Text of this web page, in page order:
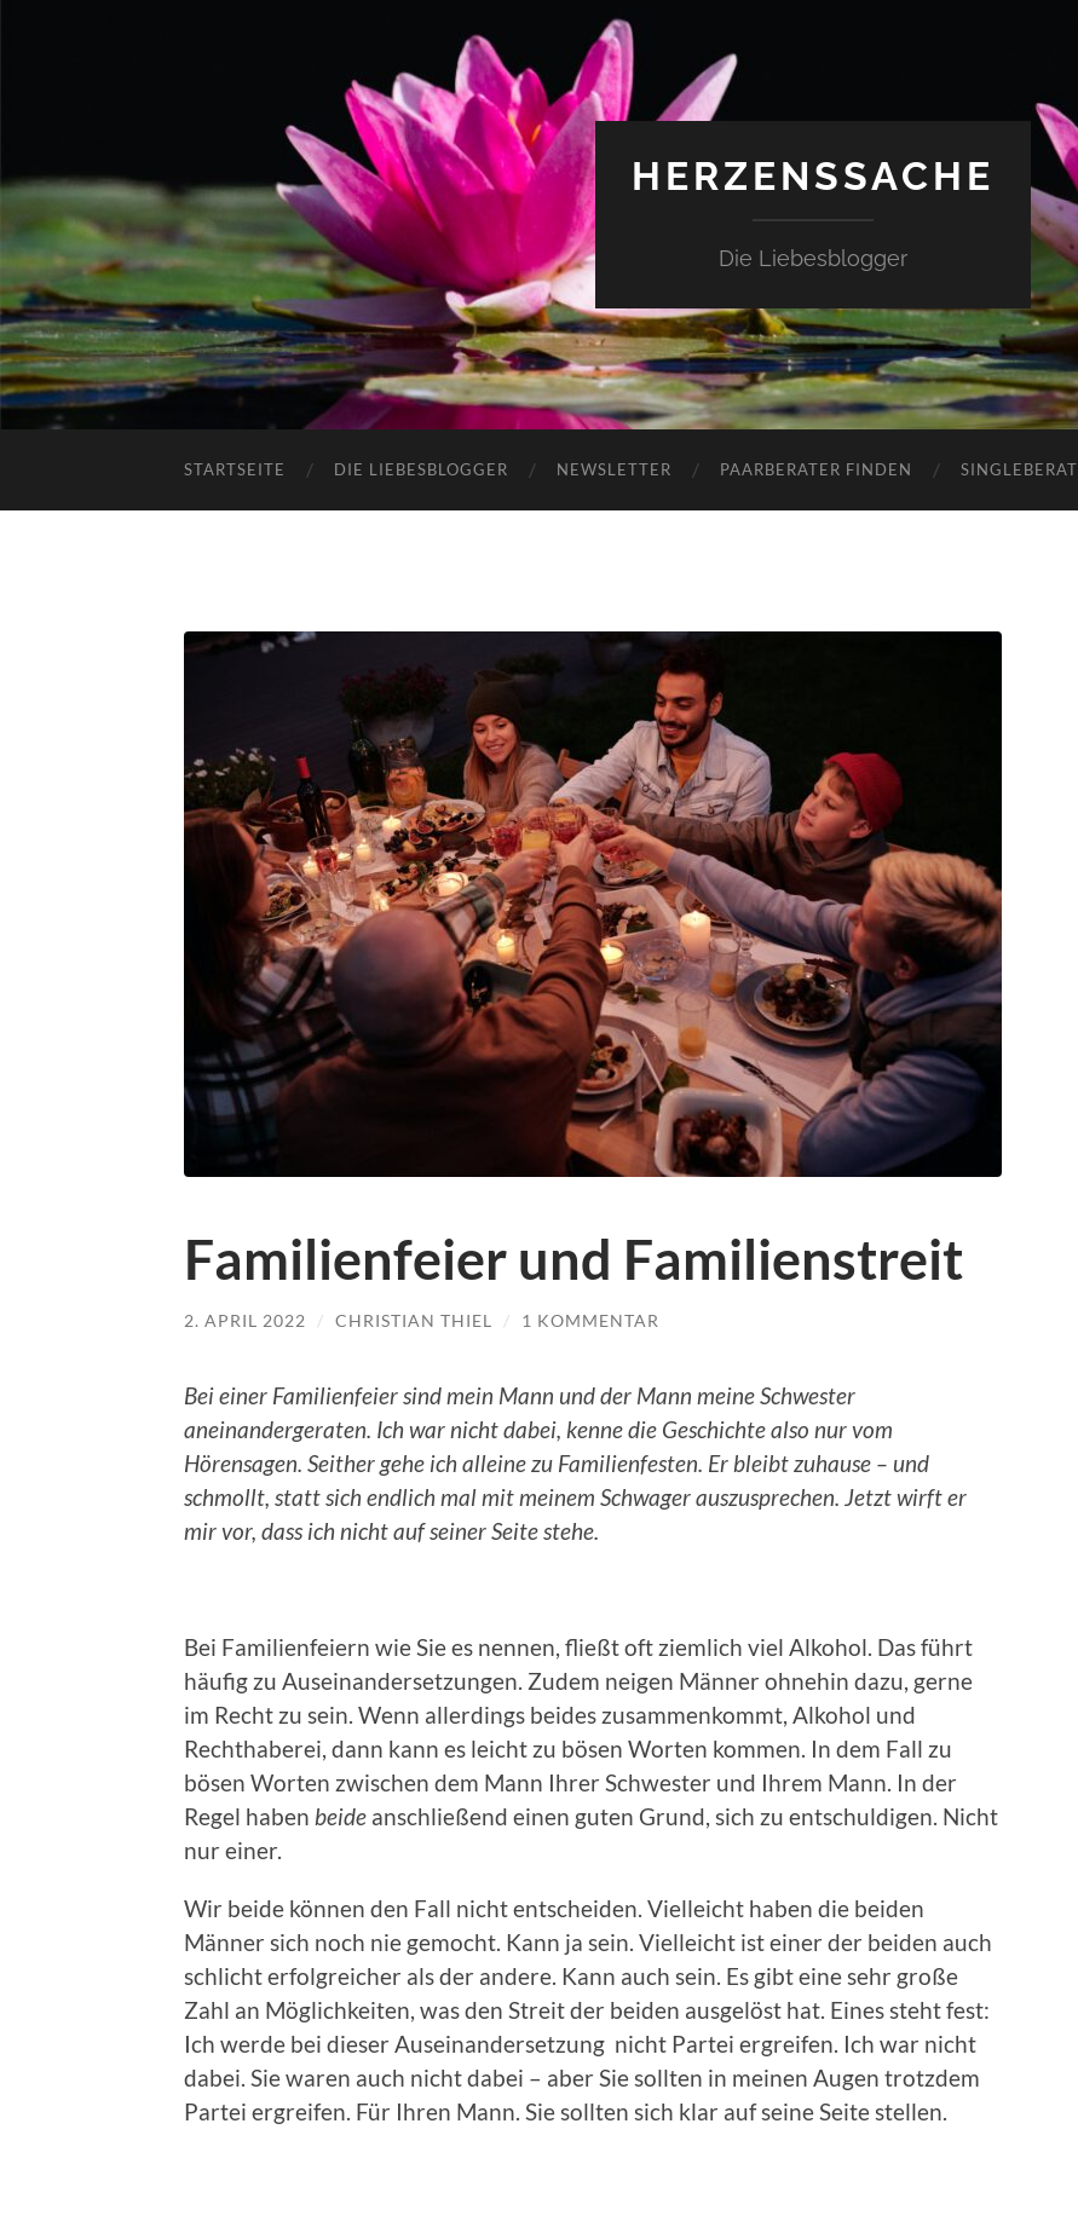
HERZENSSACHE
Die Liebesblogger
STARTSEITE DIE LIEBESBLOGGER NEWSLETTER PAARBERATER FINDEN
Familienfeier und Familienstreit
2. APRIL 2022 / CHRISTIAN THIEL / 1 KOMMENTAR
Bei einer Familienfeier sind mein Mann und der Mann meine Schwester
aneinandergeraten. Ich war nicht dabei, kenne die Geschichte also nur vom
Hörensagen. Seither gehe ich alleine zu Familienfesten. Er bleibt zuhause – und
schmollt, statt sich endlich mal mit meinem Schwager auszusprechen. Jetzt wirft er
mir vor, dass ich nicht auf seiner Seite stehe.
Bei Familienfeiern wie Sie es nennen, fließt oft ziemlich viel Alkohol. Das führt
häufig zu Auseinandersetzungen. Zudem neigen Männer ohnehin dazu, gerne
im Recht zu sein. Wenn allerdings beides zusammenkommt, Alkohol und
Rechthaberei, dann kann es leicht zu bösen Worten kommen. In dem Fall zu
bösen Worten zwischen dem Mann Ihrer Schwester und Ihrem Mann. In der
Regel haben beide anschließend einen guten Grund, sich zu entschuldigen. Nicht
nur einer.
Wir beide können den Fall nicht entscheiden. Vielleicht haben die beiden
Männer sich noch nie gemocht. Kann ja sein. Vielleicht ist einer der beiden auch
schlicht erfolgreicher als der andere. Kann auch sein. Es gibt eine sehr große
Zahl an Möglichkeiten, was den Streit der beiden ausgelöst hat. Eines steht fest:
Ich werde bei dieser Auseinandersetzung nicht Partei ergreifen. Ich war nicht
dabei. Sie waren auch nicht dabei – aber Sie sollten in meinen Augen trotzdem
Partei ergreifen. Für Ihren Mann. Sie sollten sich klar auf seine Seite stellen.